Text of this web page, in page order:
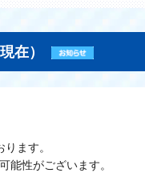
在）
ます。
能性がございます。